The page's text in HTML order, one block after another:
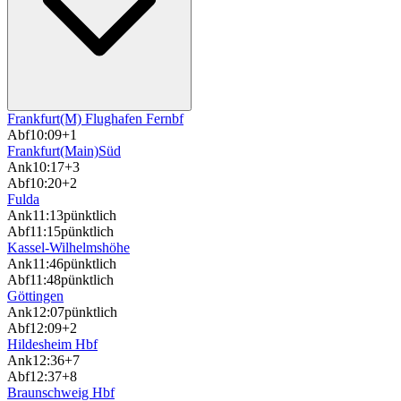
Frankfurt(M) Flughafen Fernbf
Abf10:09+1
Frankfurt(Main)Süd
Ank10:17+3
Abf10:20+2
Fulda
Ank11:13pünktlich
Abf11:15pünktlich
Kassel-Wilhelmshöhe
Ank11:46pünktlich
Abf11:48pünktlich
Göttingen
Ank12:07pünktlich
Abf12:09+2
Hildesheim Hbf
Ank12:36+7
Abf12:37+8
Braunschweig Hbf